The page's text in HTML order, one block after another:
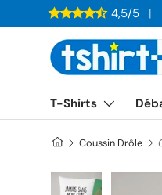
ALLER AU
4,5/5
T-Shirts
Coussin Drôle
Charger l’image 1